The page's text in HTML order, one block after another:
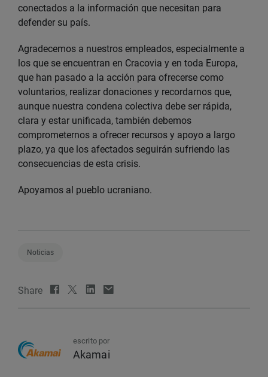
conectados a la información que necesitan para
defender su país.
Agradecemos a nuestros empleados, especialmente a
los que se encuentran en Cracovia y en toda Europa,
que han pasado a la acción para ofrecerse como
voluntarios, realizar donaciones y recordarnos que,
aunque nuestra condena colectiva debe ser rápida,
clara y estar unificada, también debemos
comprometernos a ofrecer recursos y apoyo a largo
plazo, ya que los afectados seguirán sufriendo las
consecuencias de esta crisis.
Apoyamos al pueblo ucraniano.
Noticias
Share
escrito por
Akamai